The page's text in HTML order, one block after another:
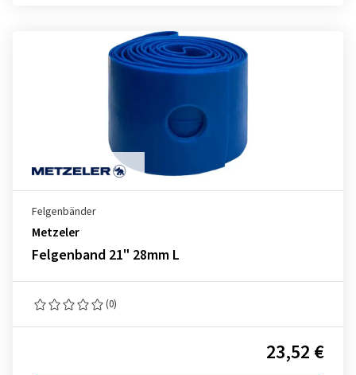
Felgenbänder
Metzeler
Felgenband 21" 28mm L
(0)
23,52 €